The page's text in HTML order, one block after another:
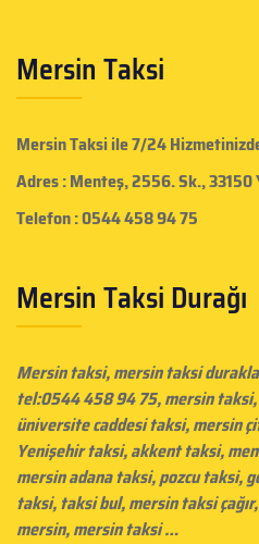
Mersin Taksi
Mersin Taksiile 7/24
Adres : Menteş, 2556. Sk.,
Telefon : 0544 458 94 75
Mersin Taksi Durağı
Mersin taksi, mersin taksi
tel:0544 458 94 75, mersin
üniversite caddesi taksi,mersin
Yenişehir taksi, akkent taksi,
mersin adana taksi, pozcu taksi,
taksi, taksi bul, mersin taksi çağır,
mersin, mersin taksi …